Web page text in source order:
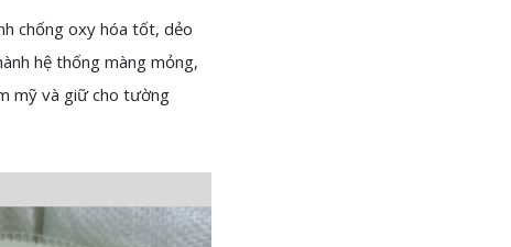
chống oxy hóa tốt, dẻo
hệ thống màng mỏng,
mỹ và giữ cho tường